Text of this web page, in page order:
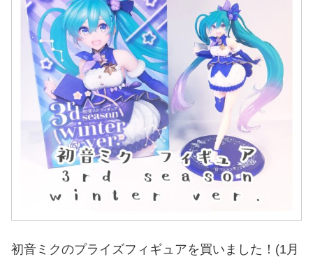
初音ミクのプライズフィギュアを買いました！(1月